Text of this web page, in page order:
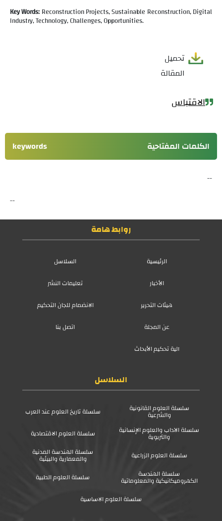
Key Words: Reconstruction Projects, Sustainable Reconstruction,Digital
Industry,Technology,Challenges,Opportunities.
تحميل
المقالة
الاقتباس
الكلمات المفتاحية keywords
--
--
روابط هامة
الرئيسية
السلاسل
الأخبار
تعليمات النشر
هيئات التحرير
الانضمام للجان التحكيم
عن المجلة
اتصل بنا
آلية تحكيم الأبحاث
السلاسل
سلسلة العلوم القانونية
والشرعية
سلسلة تاريخ العلوم عند العرب
سلسلة الآداب والعلوم الإنسانية
والتربوية
سلسلة العلوم الاقتصادية
سلسلة العلوم الزراعية
سلسلة الهندسة المدنية
والمعمارية والبيئية
سلسلة الهندسة
الكهروميكانيكية والمعلوماتية
سلسلة العلوم الطبية
سلسلة العلوم الاساسية